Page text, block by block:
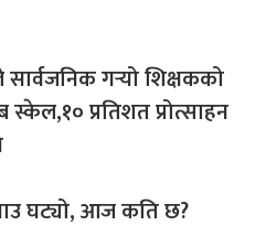
गर्‍यो शिक्षकको
प्रतिशत प्रोत्साहन
घट्यो, आज कति छ?